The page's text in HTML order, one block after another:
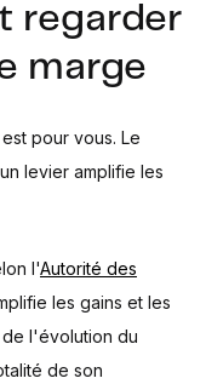
regarder
marge
pour vous. Le
levier amplifie les
l'Autorité des
les gains et les
de l'évolution du
de son